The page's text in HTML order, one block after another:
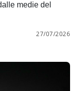
medie del
27/07/2026